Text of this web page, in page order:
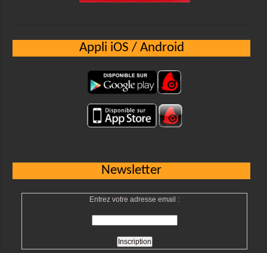
Appli iOS / Android
Newsletter
Entrez votre adresse email :